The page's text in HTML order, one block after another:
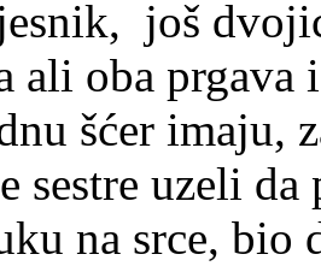
još
ali oba
šćer imaju,
sestre uzeli
na srce, bio